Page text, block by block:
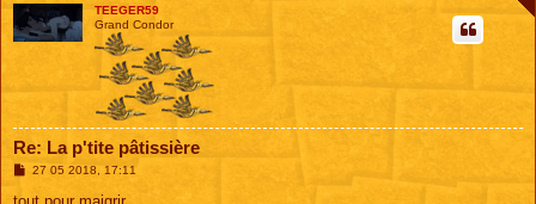
TEEGER59
Grand Condor
Re: La p'tite pâtissière
M
s
27 05 2018, 17:11